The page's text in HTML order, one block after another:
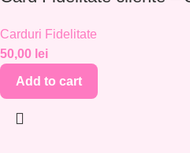
Carduri Fidelitate
50,00 lei
Add to cart